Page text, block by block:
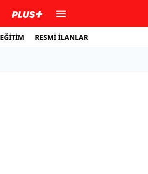
EĞİTİM RESMİ İLANLAR